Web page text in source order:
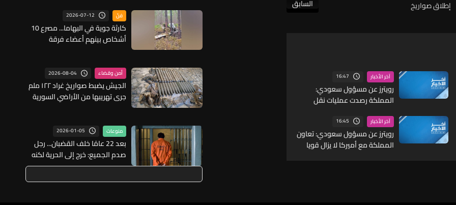
إطلاق صواريخ
السابق
آخر الأخبار 16:47
رويترز عن مسؤول سعودي:
المملكة رصدت عمليات نقل
احتمال شن هجمات منسقة من
الشمال والجنوب
آخر الأخبار 16:45
رويترز عن مسؤول سعودي: تعاون
المملكة مع أميركا لا يزال قويا
فنّ 2026-07-12
كارثة جوية في البهاما... مصرع 10
أشخاص بينهم أعضاء فرقة
أمن وقضاء 2026-08-04
الجيش يضبط صواريخ غراد ١٢٢ ملم
جرى تهريبها من الأراضي السورية
منوعات 2026-01-05
بعد 22 عامًا خلف القضبان... رجل
صدم الجميع: خرج إلى الحرية لكنه
يفضّل العودة إلى السجن!